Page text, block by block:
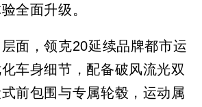
全面升级。
，领克20延续品牌都市运
车身细节，配备破风流光双
前包围与专属轮毂，运动属